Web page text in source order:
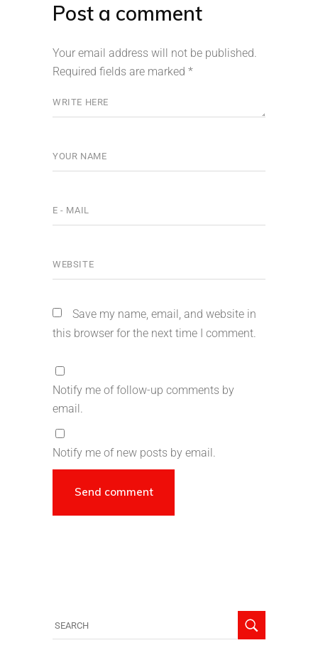
Post a comment
Your email address will not be published.
Required fields are marked *
Save my name, email, and website in
this browser for the next time I comment.
Notify me of follow-up comments by
email.
Notify me of new posts by email.